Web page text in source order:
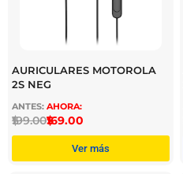
AURICULARES MOTOROLA
2S NEG
$
199.00$
169.00
Ver más